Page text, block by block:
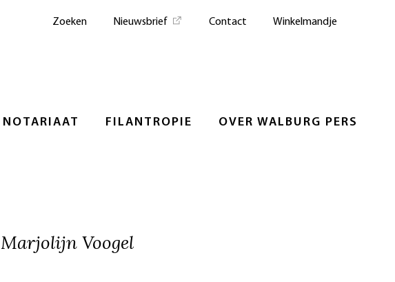
NOTARIAAT FILANTROPIE OVER WALBURG PERS
Zoeken Nieuwsbrief Contact Winkelmandje
Marjolijn Voogel